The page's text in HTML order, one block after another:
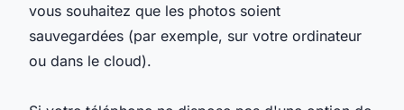
vous souhaitez que les photos soient
sauvegardées (par exemple, sur votre ordinateur
ou dans le cloud).